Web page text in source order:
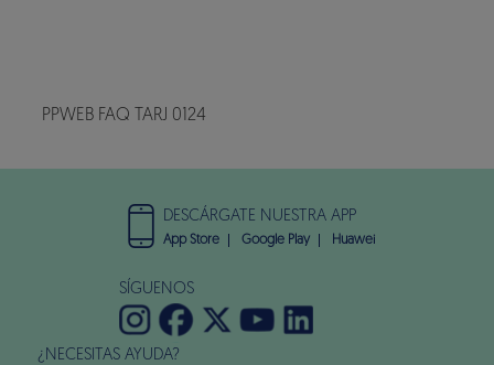
PPWEB FAQ TARJ 0124
¿NECESITAS AYUDA?
DESCÁRGATE NUESTRA APP
App Store Google Play Huawei
SÍGUENOS